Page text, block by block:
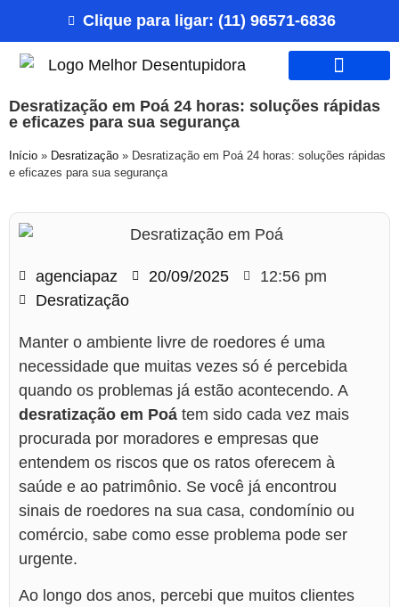
Clique para ligar: (11) 96571-6836
Desratização em Poá 24 horas: soluções rápidas
e eficazes para sua segurança
Início » Desratização » Desratização em Poá 24 horas: soluções rápidas
e eficazes para sua segurança
agenciapaz 20/09/2025
12:56 pm
Desratização
Manter o ambiente livre de roedores é uma
necessidade que muitas vezes só é percebida
quando os problemas já estão acontecendo. A
desratização em Poá tem sido cada vez mais
procurada por moradores e empresas que
entendem os riscos que os ratos oferecem à
saúde e ao patrimônio. Se você já encontrou
sinais de roedores na sua casa, condomínio ou
comércio, sabe como esse problema pode ser
urgente.
Ao longo dos anos, percebi que muitos clientes